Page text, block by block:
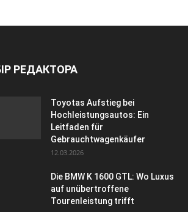
РЕДАКТОРА
Toyotas Aufstieg bei
Hochleistungsautos: Ein
Leitfaden für
Gebrauchtwagenkäufer
12.03.2026
Die BMW K 1600 GTL: Wo Luxus
auf unübertroffene
Tourenleistung trifft